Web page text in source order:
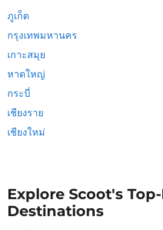
ภูเก็ต
กรุงเทพมหานคร
เกาะสมุย
หาดใหญ่
กระบี่
เชียงราย
เชียงใหม่
Explore Scoot's
Destinations